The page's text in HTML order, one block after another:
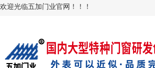
欢迎光临五加门业官网！！！